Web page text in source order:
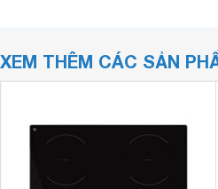
XEM THÊM CÁC SẢN